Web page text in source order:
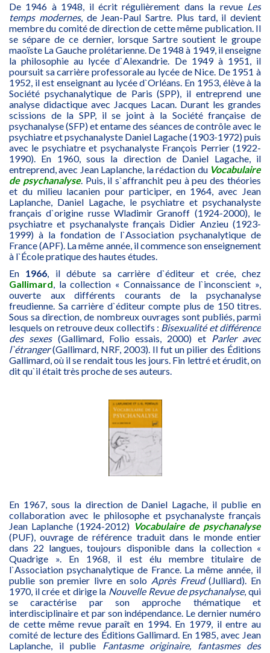
De 1946 à 1948, il écrit régulièrement dans la revue Les
temps modernes, de Jean-Paul Sartre. Plus tard, il devient
membre du comité de direction de cette même publication. Il
se sépare de ce dernier, lorsque Sartre soutient le groupe
maoïste La Gauche prolétarienne. De 1948 à 1949, il enseigne
la philosophie au lycée d`Alexandrie. De 1949 à 1951, il
poursuit sa carrière professorale au lycée de Nice. De 1951 à
1952, il est enseignant au lycée d`Orléans. En 1953, élève à la
Société psychanalytique de Paris (SPP), il entreprend une
analyse didactique avec Jacques Lacan. Durant les grandes
scissions de la SPP, il se joint à la Société française de
psychanalyse (SFP) et entame des séances de contrôle avec le
psychiatre et psychanalyste Daniel Lagache (1903-1972) puis
avec le psychiatre et psychanalyste François Perrier (1922-
1990). En 1960, sous la direction de Daniel Lagache, il
entreprend, avec Jean Laplanche, la rédaction du Vocabulaire
de psychanalyse. Puis, il s`affranchit peu à peu des théories
et du milieu lacanien pour participer, en 1964, avec Jean
Laplanche, Daniel Lagache, le psychiatre et psychanalyste
français d`origine russe Wladimir Granoff (1924-2000), le
psychiatre et psychanalyste français Didier Anzieu (1923-
1999) à la fondation de l`Association psychanalytique de
France (APF). La même année, il commence son enseignement
à l`École pratique des hautes études.
En 1966, il débute sa carrière d`éditeur et crée, chez
Gallimard, la collection « Connaissance de l`inconscient »,
ouverte aux différents courants de la psychanalyse
freudienne. Sa carrière d`éditeur compte plus de 150 titres.
Sous sa direction, de nombreux ouvrages sont publiés, parmi
lesquels on retrouve deux collectifs : Bisexualité et différence
des sexes(Gallimard, Folio essais, 2000) et Parler avec
l`étranger(Gallimard, NRF, 2003). Il fut un pilier des Éditions
Gallimard, où il se rendait tous les jours. Fin lettré et érudit, on
dit qu`il était très proche de ses auteurs.
En 1967, sous la direction de Daniel Lagache, il publie en
collaboration avec le philosophe et psychanalyste français
Jean Laplanche (1924-2012) Vocabulaire de psychanalyse
(PUF), ouvrage de référence traduit dans le monde entier
dans 22 langues, toujours disponible dans la collection «
Quadrige ». En 1968, il est élu membre titulaire de
l`Association psychanalytique de France. La même année, il
publie son premier livre en solo Après Freud(Julliard). En
1970, il crée et dirige la Nouvelle Revue de psychanalyse, qui
se caractérise par son approche thématique et
interdisciplinaire et par son indépendance. Le dernier numéro
de cette même revue paraît en 1994. En 1979, il entre au
comité de lecture des Éditions Gallimard. En 1985, avec Jean
Laplanche, il publie Fantasme originaire, fantasmes des